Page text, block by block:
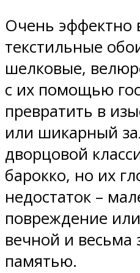
Очень эффектно
текстильные
шелковые,
с их помощью
превратить в
или шикарный
дворцовой
барокко, но их
недостаток –
повреждение
вечной и весьма
памятью.